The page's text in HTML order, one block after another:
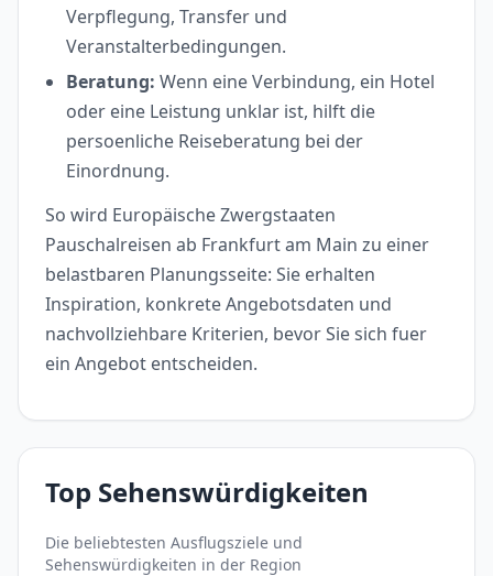
Verpflegung, Transfer und
Veranstalterbedingungen.
Beratung: Wenn eine Verbindung, ein Hotel
oder eine Leistung unklar ist, hilft die
persoenliche Reiseberatung bei der
Einordnung.
So wird Europäische Zwergstaaten
Pauschalreisen ab Frankfurt am Main zu einer
belastbaren Planungsseite: Sie erhalten
Inspiration, konkrete Angebotsdaten und
nachvollziehbare Kriterien, bevor Sie sich fuer
ein Angebot entscheiden.
Top Sehenswürdigkeiten
Die beliebtesten Ausflugsziele und
Sehenswürdigkeiten in der Region